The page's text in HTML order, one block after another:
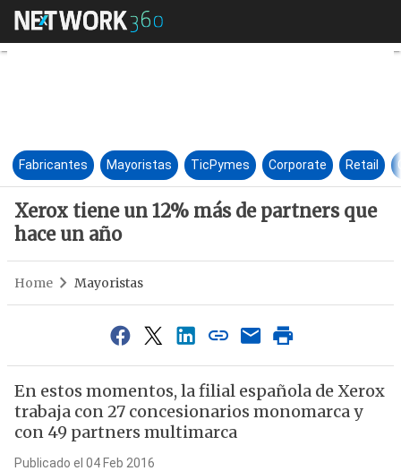
Xerox tiene un 12% más de
Fabricantes Mayoristas TicPymes Corporate Retail
Xerox tiene un 12% más de partners que
hace un año
Home Mayoristas
En estos momentos, la filial española de Xerox
trabaja con 27 concesionarios monomarca y
con 49 partners multimarca
Publicado el 04 Feb 2016